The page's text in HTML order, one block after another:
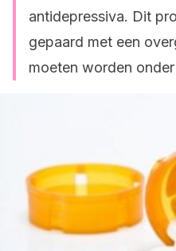
antidepressiva. Dit
gepaard met een
moeten worden